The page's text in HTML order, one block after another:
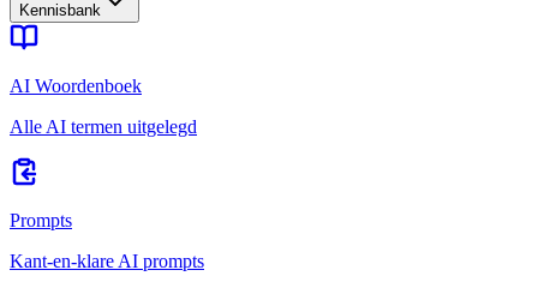
Kennisbank
AI Woordenboek
Alle AI termen uitgelegd
Prompts
Kant-en-klare AI prompts